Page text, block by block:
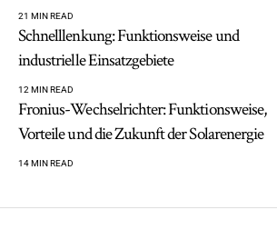
21 MIN READ
Schnelllenkung: Funktionsweise und
industrielle Einsatzgebiete
12 MIN READ
Fronius-Wechselrichter: Funktionsweise,
Vorteile und die Zukunft der Solarenergie
14 MIN READ